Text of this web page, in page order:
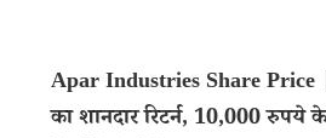
Apar Industries Share Price |
का शानदार रिटर्न, 10,000 रुपये